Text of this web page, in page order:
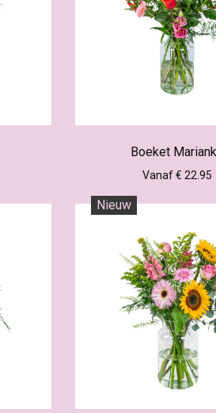
Boeket
Vanaf € 22.95
Nieuw